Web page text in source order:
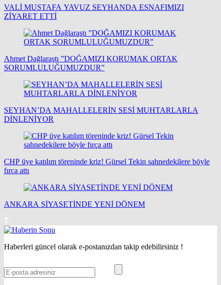
VALİ MUSTAFA YAVUZ SEYHANDA ESNAFIMIZI
ZİYARET ETTİ
Ahmet Dağlaraştı ”DOĞAMIZI KORUMAK ORTAK
SORUMLULUĞUMUZDUR”
SEYHAN’DA MAHALLELERİN SESİ MUHTARLARLA
DİNLENİYOR
CHP üye katılım töreninde kriz! Gürsel Tekin sahnedekilere böyle
fırça attı
ANKARA SİYASETİNDE YENİ DÖNEM
Haberleri güncel olarak e-postanızdan takip edebilirsiniz !